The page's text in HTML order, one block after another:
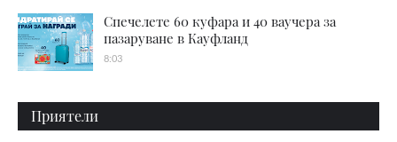
Спечелете 60 куфара и 40 ваучера за
пазаруване в Кауфланд
8:03
Приятели